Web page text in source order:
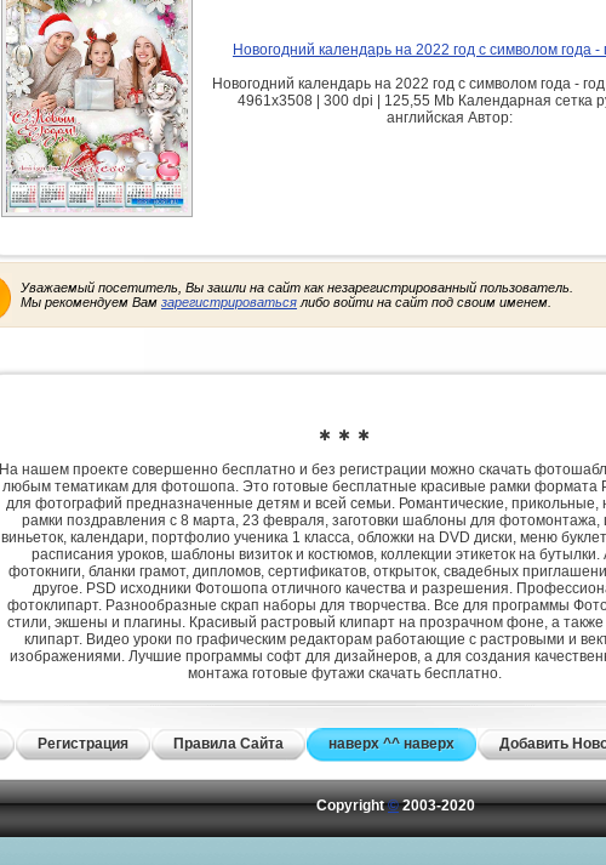
Новогодний календарь на 2022 год с символом года -
Новогодний календарь на 2022 год с символом года -
4961x3508 | 300 dpi | 125,55 Mb Календарная сетка
английская Автор:
Уважаемый посетитель, Вы зашли на сайт как незарегистрированный пользователь.
Мы рекомендуем Вам зарегистрироваться либо войти на сайт под своим именем.
✱ ✱ ✱
На нашем проекте совершенно бесплатно и без регистрации можно скачать
любым тематикам для фотошопа. Это готовые бесплатные красивые рамки формата
для фотографий предназначенные детям и всей семьи. Романтические, прикольные,
рамки поздравления с 8 марта, 23 февраля, заготовки шаблоны для
виньеток, календари, портфолио ученика 1 класса, обложки на DVD диски, меню
расписания уроков, шаблоны визиток и костюмов, коллекции этикеток на бутылки.
фотокниги, бланки грамот, дипломов, сертификатов, открыток, свадебных
другое. PSD исходники Фотошопа отличного качества и разрешения.
фотоклипарт. Разнообразные скрап наборы для творчества. Все для программы
стили, экшены и плагины. Красивый растровый клипарт на прозрачном фоне, а
клипарт. Видео уроки по графическим редакторам работающие с растровыми и
изображениями. Лучшие программы софт для дизайнеров, а для создания
монтажа готовые футажи скачать бесплатно.
Регистрация Правила Сайта наверх ^^ наверх Добавить
Copyright©2003-2020